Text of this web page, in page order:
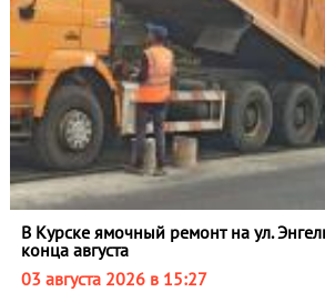
В Курске ямочный ремонт на ул.
конца августа
03 августа 2026 в 15:27